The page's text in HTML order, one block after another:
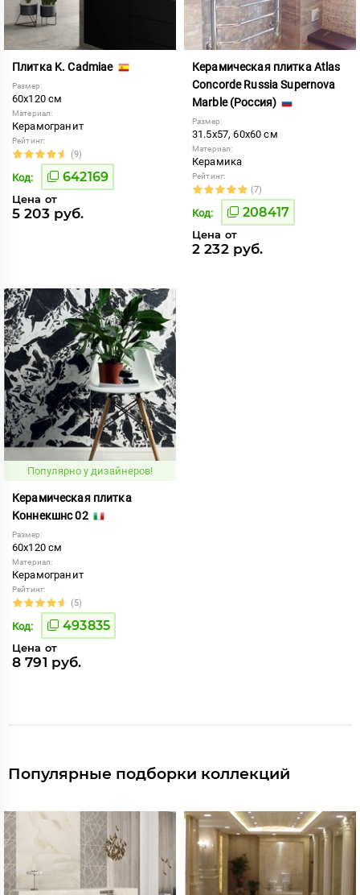
Плитка K. Cadmiae
Размер:
60x120 см
Материал:
Керамогранит
Рейтинг:
(9)
Код: 642169
Цена от
5 203 руб.
Керамическая плитка Atlas
Concorde Russia Supernova
Marble (Россия)
Размер:
31.5x57, 60x60 см
Материал:
Керамика
Рейтинг:
(7)
Код: 208417
Цена от
2 232 руб.
Популярно у дизайнеров!
Керамическая плитка
Коннекшнс 02
Размер:
60x120 см
Материал:
Керамогранит
Рейтинг:
(5)
Код: 493835
Цена от
8 791 руб.
Популярные подборки коллекций